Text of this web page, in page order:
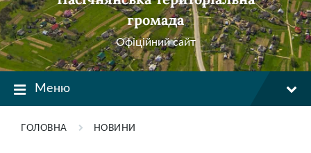
громада
Офіційний сайт
Меню
ГОЛОВНА НОВИНИ